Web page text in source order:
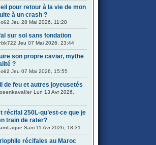
pour retour à la vie de mon
à un crash ?
Jeu 28 Mai 2026, 11:28
sur sol sans fondation
Jeu 07 Mai 2026, 23:44
son propre caviar, mythe
?
Jeu 07 Mai 2026, 15:55
de feu et autres joyeusetés
Lun 13 Avr 2026,
récifal 250L-qu’est-ce que je
train de rater?
Sam 11 Avr 2026, 18:31
récifales au Maroc